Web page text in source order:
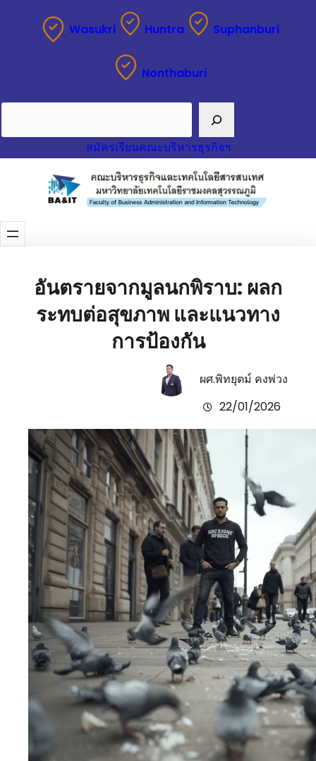
Wasukri Huntra Suphanburi
Nonthaburi
สมัครเรียนคณะบริหารธุรกิจฯ
อันตรายจากมูลนกพิราบ: ผลก
ระทบต่อสุขภาพ และแนวทาง
การป้องกัน
ผศ.พิทยุตม์ คงพ่วง
22/01/2026